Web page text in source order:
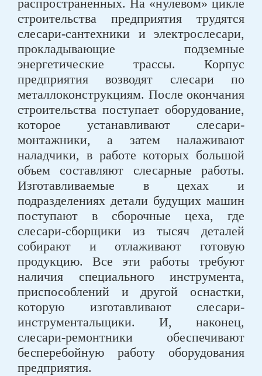
распространенных. На «нулевом» цикле
строительства предприятия трудятся
слесари-сантехники и электрослесари,
прокладывающие подземные
энергетические трассы. Корпус
предприятия возводят слесари по
металлоконструкциям. После окончания
строительства поступает оборудование,
которое устанавливают слесари-
монтажники, а затем налаживают
наладчики, в работе которых большой
объем составляют слесарные работы.
Изготавливаемые в цехах и
подразделениях детали будущих машин
поступают в сборочные цеха, где
слесари-сборщики из тысяч деталей
собирают и отлаживают готовую
продукцию. Все эти работы требуют
наличия специального инструмента,
приспособлений и другой оснастки,
которую изготавливают слесари-
инструментальщики. И, наконец,
слесари-ремонтники обеспечивают
бесперебойную работу оборудования
предприятия.